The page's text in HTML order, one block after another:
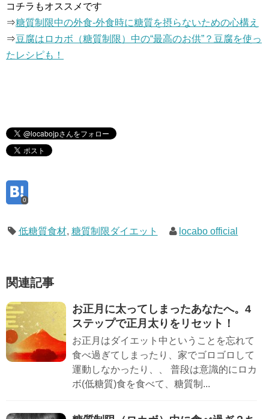
コチラもオススメです
⇒糖質制限中の外食-外食時に糖質を摂らないための心構え
⇒豆腐はロカボ（糖質制限）中の“最高のお供”？豆腐を使っ
たレシピも！
0
低糖質食材, 糖質制限ダイエット locabo official
関連記事
お正月に太ってしまったあなたへ。4
ステップで正月太りをリセット！
お正月はダイエット中ということを忘れて
食べ過ぎてしまったり、家でゴロゴロして
運動しなかったり、、 普段は意識的にロカ
ボ(低糖質)食を食べて、糖質制...